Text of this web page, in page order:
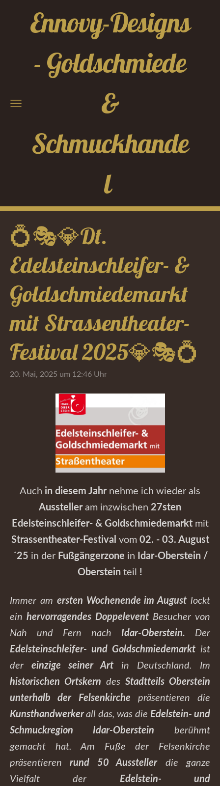
Ennovy-Designs
- Goldschmiede
&
Schmuckhande
l
💍🎭💎Dt.
Edelsteinschleifer- &
Goldschmiedemarkt
mit Strassentheater-
Festival 2025💎🎭💍
20. Mai, 2025 um 12:46 Uhr
Auch in diesem Jahrnehme ich wieder als
Ausstelleram inzwischen 27sten
Edelsteinschleifer- & Goldschmiedemarktmit
Strassentheater-Festival vom02. - 03. August
´25 in der Fußgängerzone in Idar-Oberstein /
Obersteinteil !
Immer am ersten Wochenende im August lockt
einhervorragendes DoppeleventBesucher von
Nah und Fern nach Idar-Oberstein. Der
Edelsteinschleifer- und Goldschmiedemarkt ist
der einzige seiner Art in Deutschland. Im
historischen Ortskern des Stadtteils Oberstein
unterhalb der Felsenkirche präsentieren die
Kunsthandwerkerall das, was die Edelstein- und
Schmuckregion Idar-Oberstein berühmt
gemacht hat. Am Fuße der Felsenkirche
präsentierenrund 50 Ausstellerdie ganze
Vielfalt der Edelstein- und